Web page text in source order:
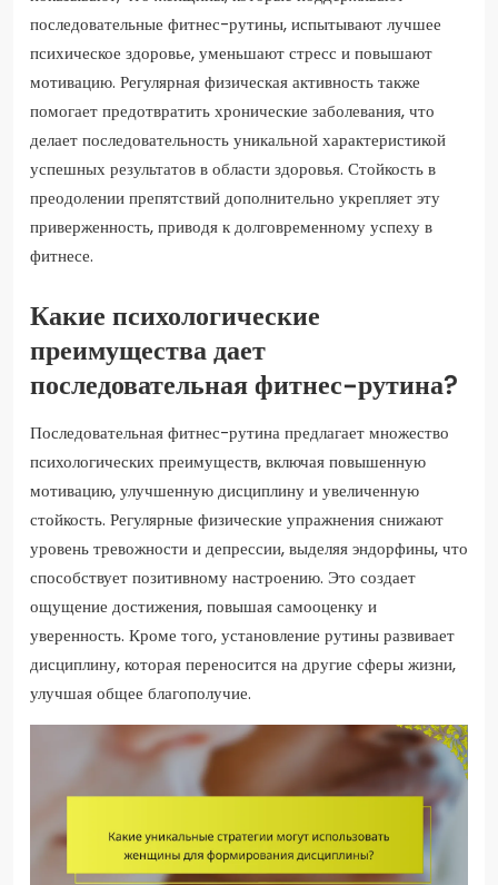
последовательные фитнес-рутины, испытывают лучшее
психическое здоровье, уменьшают стресс и повышают
мотивацию. Регулярная физическая активность также
помогает предотвратить хронические заболевания, что
делает последовательность уникальной характеристикой
успешных результатов в области здоровья. Стойкость в
преодолении препятствий дополнительно укрепляет эту
приверженность, приводя к долговременному успеху в
фитнесе.
Какие психологические
преимущества дает
последовательная фитнес-рутина?
Последовательная фитнес-рутина предлагает множество
психологических преимуществ, включая повышенную
мотивацию, улучшенную дисциплину и увеличенную
стойкость. Регулярные физические упражнения снижают
уровень тревожности и депрессии, выделяя эндорфины, что
способствует позитивному настроению. Это создает
ощущение достижения, повышая самооценку и
уверенность. Кроме того, установление рутины развивает
дисциплину, которая переносится на другие сферы жизни,
улучшая общее благополучие.